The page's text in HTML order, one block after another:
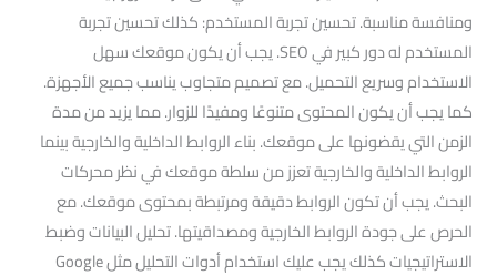
ومنافسة مناسبة. تحسين تجربة المستخدم: كذلك تحسين تجربة
المستخدم له دور كبير في SEO. يجب أن يكون موقعك سهل
الاستخدام وسريع التحميل. مع تصميم متجاوب يناسب جميع الأجهزة.
كما يجب أن يكون المحتوى متنوعًا ومفيدًا للزوار. مما يزيد من مدة
الزمن التي يقضونها على موقعك. بناء الروابط الداخلية والخارجية بينما
الروابط الداخلية والخارجية تعزز من سلطة موقعك في نظر محركات
البحث. يجب أن تكون الروابط دقيقة ومرتبطة بمحتوى موقعك. مع
الحرص على جودة الروابط الخارجية ومصداقيتها. تحليل البيانات وضبط
الاستراتيجيات كذلك يجب عليك استخدام أدوات التحليل مثل Google